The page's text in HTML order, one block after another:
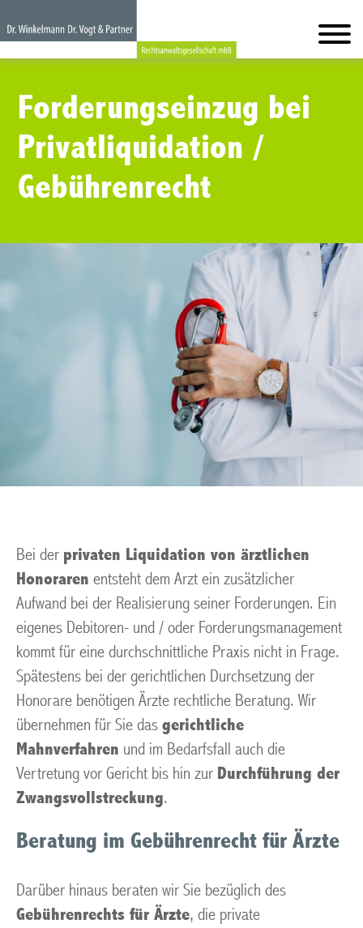
Forderungseinzug bei
Privatliquidation /
Gebührenrecht
Bei der privaten Liquidation von ärztlichen
Honoraren entsteht dem Arzt ein zusätzlicher
Aufwand bei der Realisierung seiner Forderungen. Ein
eigenes Debitoren- und / oder Forderungsmanagement
kommt für eine durchschnittliche Praxis nicht in Frage.
Spätestens bei der gerichtlichen Durchsetzung der
Honorare benötigen Ärzte rechtliche Beratung. Wir
übernehmen für Sie das gerichtliche
Mahnverfahren und im Bedarfsfall auch die
Vertretung vor Gericht bis hin zur Durchführung der
Zwangsvollstreckung.
Beratung im Gebührenrecht für Ärzte
Darüber hinaus beraten wir Sie bezüglich des
Gebührenrechts für Ärzte, die private